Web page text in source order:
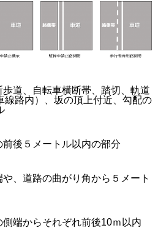
道、自転車横断帯、踏切、軌道
路内）、坂の頂上付近、勾配の
後５メートル以内の部分
、道路の曲がり角から５メート
端からそれぞれ前後10ｍ以内